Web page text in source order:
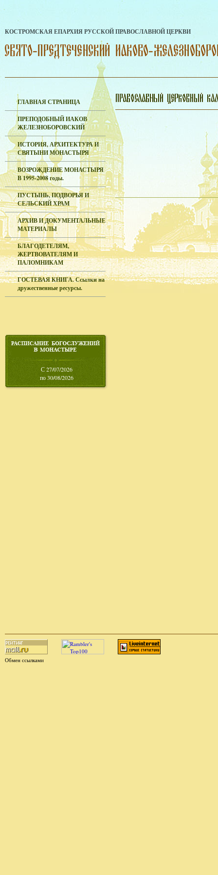
КОСТРОМСКАЯ ЕПАРХИЯ РУССКОЙ ПРАВОСЛАВНОЙ ЦЕРКВИ
ГЛАВНАЯ СТРАНИЦА
ПРЕПОДОБНЫЙ ИАКОВ
ЖЕЛЕЗНОБОРОВСКИЙ
ИСТОРИЯ, АРХИТЕКТУРА И
СВЯТЫНИ МОНАСТЫРЯ
ВОЗРОЖДЕНИЕ МОНАСТЫРЯ
В 1995-2008 годы.
ПУСТЫНЬ, ПОДВОРЬЯ И
СЕЛЬСКИЙ ХРАМ
АРХИВ И ДОКУМЕНТАЛЬНЫЕ
МАТЕРИАЛЫ
БЛАГОДЕТЕЛЯМ,
ЖЕРТВОВАТЕЛЯМ И
ПАЛОМНИКАМ
ГОСТЕВАЯ КНИГА. Ссылки на
дружественные ресурсы.
С 27/07/2026
по 30/08/2026
Обмен ссылками